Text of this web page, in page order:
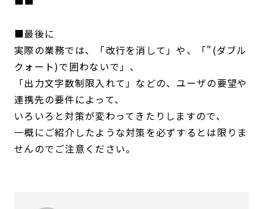
■最後に
実際の業務では、「改行を消して」や、「"(ダブル
クォート)で囲わないで」、
「出力文字数制限入れて」などの、ユーザの要望や
連携先の要件によって、
いろいろと対策が変わってきたりしますので、
一概にご紹介したような対策を必ずするとは限りま
せんのでご注意ください。